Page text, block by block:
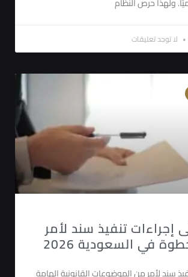
لا توجد تعليقات
إجراءات تنفيذ سند لأمر
في السعودية 2026
سند لأمر من الموضوعات القانونية الهامة